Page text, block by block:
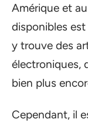
Amérique et
disponibles
y trouve des
électroniques,
bien plus
Cependant, il